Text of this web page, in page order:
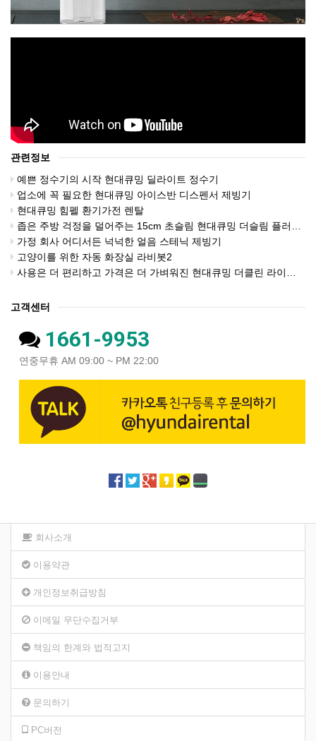
관련정보
예쁜 정수기의 시작 현대큐밍 딜라이트 정수기
업소에 꼭 필요한 현대큐밍 아이스반 디스펜서 제빙기
현대큐밍 힘펠 환기가전 렌탈
좁은 주방 걱정을 덜어주는 15cm 초슬림 현대큐밍 더슬림 플러스 직수 정수기
가정 회사 어디서든 넉넉한 얼음 스테닉 제빙기
고양이를 위한 자동 화장실 라비봇2
사용은 더 편리하고 가격은 더 가벼워진 현대큐밍 더클린 라이트 비데
고객센터
1661-9953
연중무휴 AM 09:00 ~ PM 22:00
회사소개
이용약관
개인정보취급방침
이메일 무단수집거부
책임의 한계와 법적고지
이용안내
문의하기
PC버전